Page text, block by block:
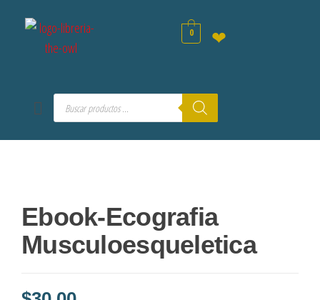
0 ❤
Ebook-Ecografia
Musculoesqueletica